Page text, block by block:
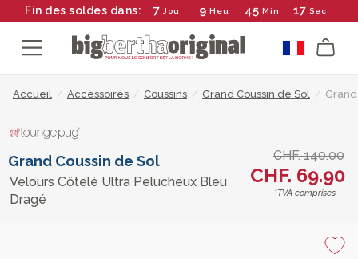
Fin des soldes dans: 7 Jou 9 Heu 45 Min 17 Sec
Accueil / Accessoires / Coussins / Grand Coussin de Sol /
Grand Coussin de Sol
Velours Côtelé Ultra Pelucheux Bleu
Dragé
CHF. 140.00
CHF. 69.90
*TVA comprises